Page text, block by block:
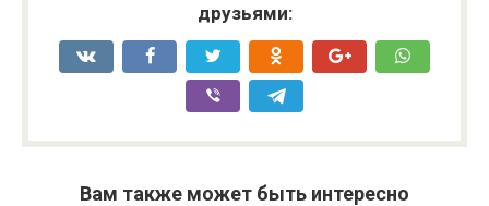
друзьями:
Вам также может быть интересно